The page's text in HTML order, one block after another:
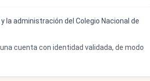
la administración del Colegio Nacional de
cuenta con identidad validada, de modo